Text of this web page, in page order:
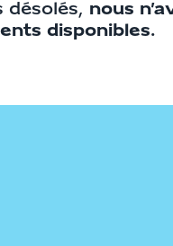
désolés, nous
disponibles.